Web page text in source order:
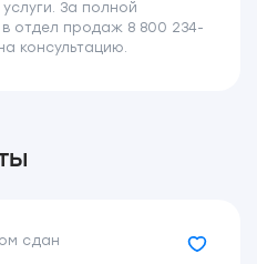
За полной
отдел продаж 8 800 234-
консультацию.
сдан